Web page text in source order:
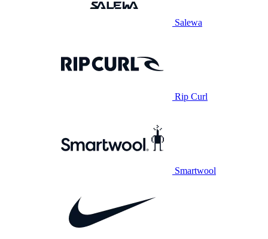
Salewa
Rip Curl
Smartwool